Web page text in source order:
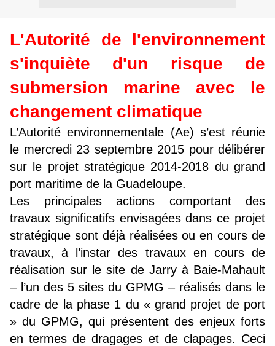
L'Autorité de l'environnement
s'inquiète d'un risque de
submersion marine avec le
changement climatique
L’Autorité environnementale (Ae) s’est réunie
le mercredi 23 septembre 2015 pour délibérer
sur le projet stratégique 2014-2018 du grand
port maritime de la Guadeloupe.
Les principales actions comportant des
travaux significatifs envisagées dans ce projet
stratégique sont déjà réalisées ou en cours de
travaux, à l’instar des travaux en cours de
réalisation sur le site de Jarry à Baie-Mahault
– l’un des 5 sites du GPMG – réalisés dans le
cadre de la phase 1 du « grand projet de port
» du GPMG, qui présentent des enjeux forts
en termes de dragages et de clapages. Ceci